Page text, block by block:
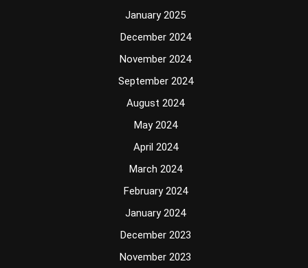
January 2025
December 2024
November 2024
September 2024
August 2024
May 2024
April 2024
March 2024
February 2024
January 2024
December 2023
November 2023